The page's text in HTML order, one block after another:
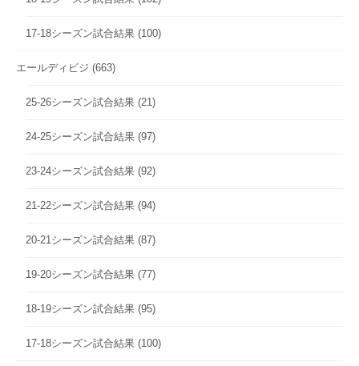
17-18シーズン試合結果 (100)
エールディビジ (663)
25-26シーズン試合結果 (21)
24-25シーズン試合結果 (97)
23-24シーズン試合結果 (92)
21-22シーズン試合結果 (94)
20-21シーズン試合結果 (87)
19-20シーズン試合結果 (77)
18-19シーズン試合結果 (95)
17-18シーズン試合結果 (100)